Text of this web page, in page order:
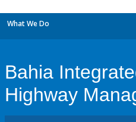
What We Do
Bahia
Highway